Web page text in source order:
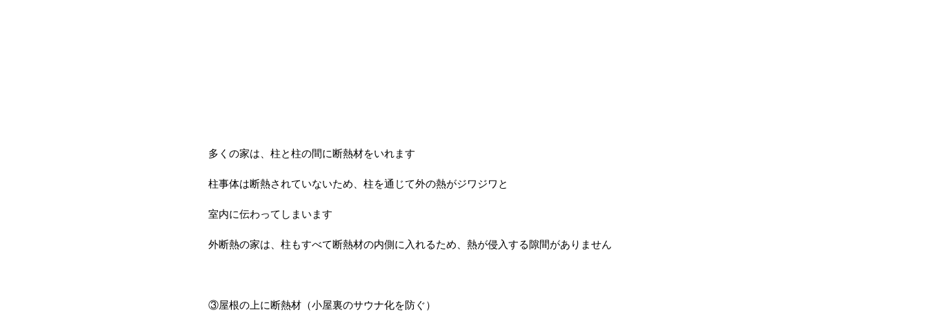
多くの家は、柱と柱の間に断熱材をいれます
柱事体は断熱されていないため、柱を通じて外の熱がジワジワと
室内に伝わってしまいます
外断熱の家は、柱もすべて断熱材の内側に入れるため、熱が侵入する隙間がありません
③屋根の上に断熱材（小屋裏のサウナ化を防ぐ）